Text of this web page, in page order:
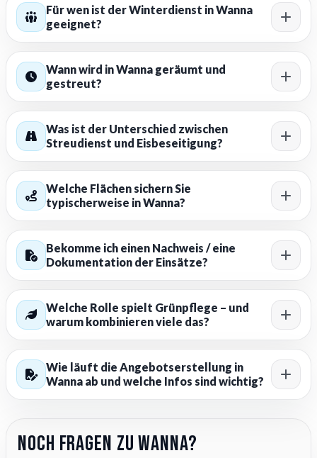
Für wen ist der Winterdienst in Wanna
geeignet?
Wann wird in Wanna geräumt und
gestreut?
Was ist der Unterschied zwischen
Streudienst und Eisbeseitigung?
Welche Flächen sichern Sie
typischerweise in Wanna?
Bekomme ich einen Nachweis / eine
Dokumentation der Einsätze?
Welche Rolle spielt Grünpflege – und
warum kombinieren viele das?
Wie läuft die Angebotserstellung in
Wanna ab und welche Infos sind wichtig?
Noch Fragen zu Wanna?